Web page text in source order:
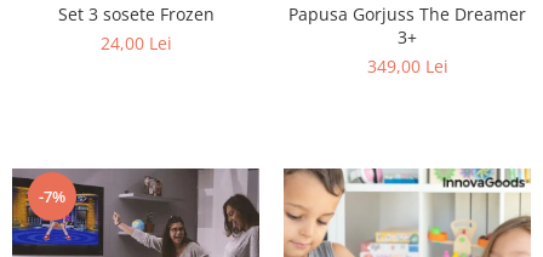
Set 3 sosete Frozen
24,00 Lei
Papusa Gorjuss The Dreamer
3+
349,00 Lei
-7%